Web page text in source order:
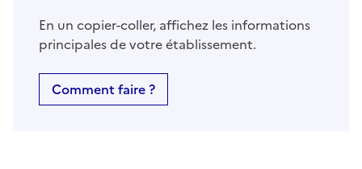
En un copier-coller, affichez les informations
principales de votre établissement.
Comment faire ?